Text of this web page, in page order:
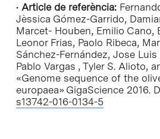
• Article de referència:
Jèssica Gómez-Garrido,
Marcet- Houben, Emilio Cano,
Leonor Frias, Paolo Ribeca,
Sánchez-Fernández, Jose Luis
Pablo Vargas , Tyler S. Alioto,
«Genome sequence of the
europaea» GigaScience 2016.
s13742-016-0134-5